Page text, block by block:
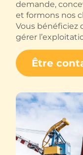
demande,
et formons nos
Vous bénéficiez
gérer
Être